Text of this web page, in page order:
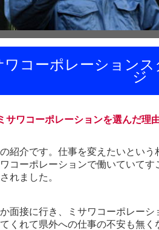
ワコーポレーション
ジ
ワコーポレーションを選んだ理
紹介です。仕事を変えたいという
コーポレーションで働いていて
れました。
面接に行き、ミサワコーポレー
くれて県外への仕事の不安も無